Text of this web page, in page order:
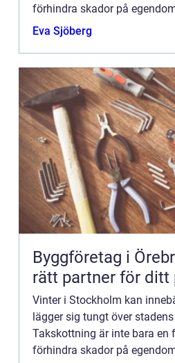
förhindra skador på
en viktig säke...
Eva Sjöberg
Byggföretag i
rätt partner för ditt
Vinter i Stockholm kan
lägger sig tungt över
Takskottning är inte bara en
förhindra skador på